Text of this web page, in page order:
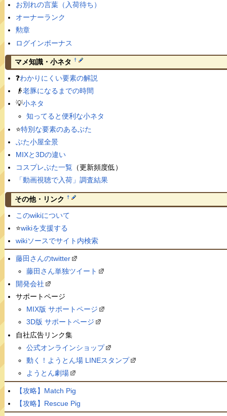
お別れの言葉（入荷待ち）
オーナーランク
勲章
ログインボーナス
マメ知識・小ネタ †
❓わかりにくい要素の解説
👴老豚になるまでの時間
💡小ネタ
知ってると便利な小ネタ
⭐️特別な要素のあるぶた
ぶた小屋全景
MIXと3Dの違い
コスプレぶた一覧（更新頻度低）
「動画視聴で入荷」調査結果
その他・リンク †
このwikiについて
⭐️wikiを支援する
wikiソースでサイト内検索
藤田さんのtwitter
藤田さん単独ツイート
開発会社
サポートページ
MIX版 サポートページ
3D版 サポートページ
自社広告リンク集
公式オンラインショップ
動く！ようとん場 LINEスタンプ
ようとん劇場
【攻略】Match Pig
【攻略】Rescue Pig